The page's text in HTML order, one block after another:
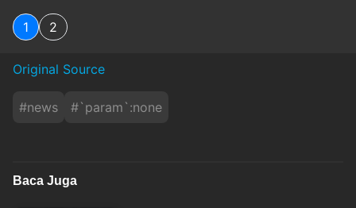
1 2
Original Source
#news #`param`:none
Baca Juga